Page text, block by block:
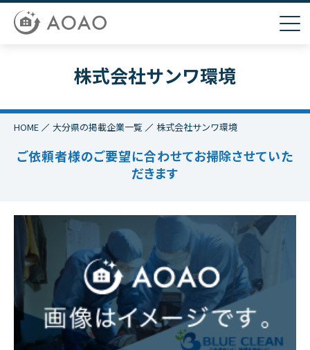
株式会社サンワ環境
HOME 大分県の掲載企業一覧 株式会社サンワ環境
ご依頼者様のご要望に合わせてお掃除させていた
だきます